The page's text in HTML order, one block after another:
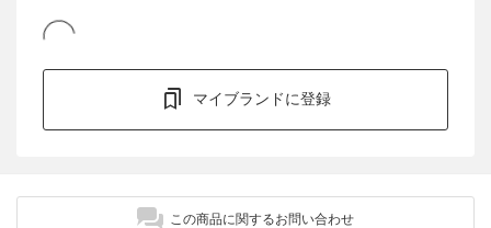
マイブランドに登録
この商品に関するお問い合わせ